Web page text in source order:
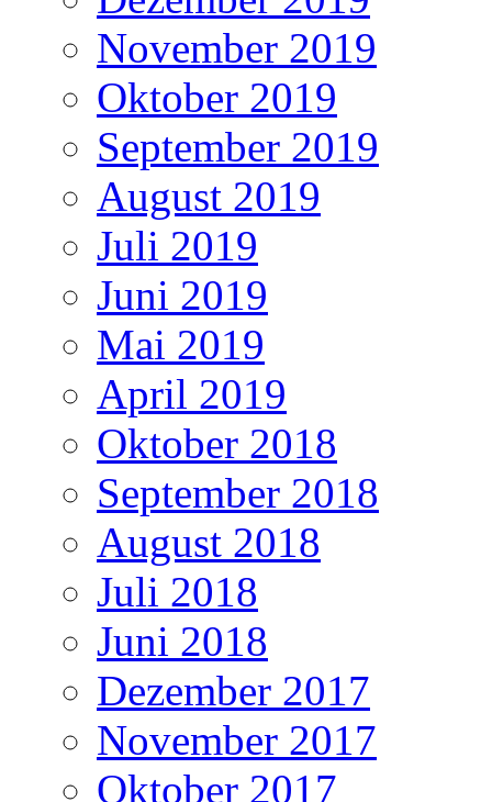
November 2019
Oktober 2019
September 2019
August 2019
Juli 2019
Juni 2019
Mai 2019
April 2019
Oktober 2018
September 2018
August 2018
Juli 2018
Juni 2018
Dezember 2017
November 2017
Oktober 2017